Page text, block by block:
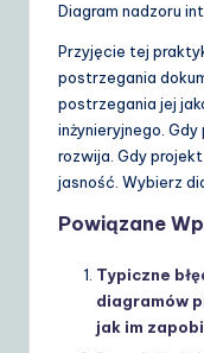
Diagram nadzoru
Przyjęcie tej
postrzegania
postrzegania jej
inżynieryjnego.
rozwija. Gdy
jasność. Wybierz
Powiązane
Typiczne
diagramów
jak im